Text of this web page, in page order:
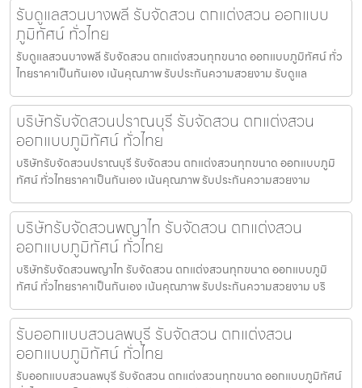
รับดูแลสวนบางพลี รับจัดสวน ตกแต่งสวน ออกแบบ
ภูมิทัศน์ ทั่วไทย
รับดูแลสวนบางพลี รับจัดสวน ตกแต่งสวนทุกขนาด ออกแบบภูมิทัศน์ ทั่ว
ไทยราคาเป็นกันเอง เน้นคุณภาพ รับประกันความสวยงาม รับดูแล
บริษัทรับจัดสวนปราณบุรี รับจัดสวน ตกแต่งสวน
ออกแบบภูมิทัศน์ ทั่วไทย
บริษัทรับจัดสวนปราณบุรี รับจัดสวน ตกแต่งสวนทุกขนาด ออกแบบภูมิ
ทัศน์ ทั่วไทยราคาเป็นกันเอง เน้นคุณภาพ รับประกันความสวยงาม
บริษัทรับจัดสวนพญาไท รับจัดสวน ตกแต่งสวน
ออกแบบภูมิทัศน์ ทั่วไทย
บริษัทรับจัดสวนพญาไท รับจัดสวน ตกแต่งสวนทุกขนาด ออกแบบภูมิ
ทัศน์ ทั่วไทยราคาเป็นกันเอง เน้นคุณภาพ รับประกันความสวยงาม บริ
รับออกแบบสวนลพบุรี รับจัดสวน ตกแต่งสวน
ออกแบบภูมิทัศน์ ทั่วไทย
รับออกแบบสวนลพบุรี รับจัดสวน ตกแต่งสวนทุกขนาด ออกแบบภูมิทัศน์